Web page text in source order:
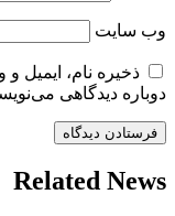
وب‌ سایت
ذخیره نام، ایمیل
دوباره دیدگاهی
Related News